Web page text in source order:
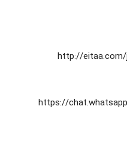
http://
https://